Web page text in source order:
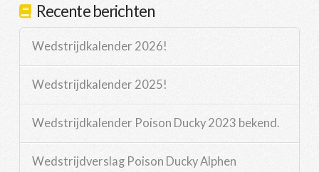
Recente berichten
Wedstrijdkalender 2026!
Wedstrijdkalender 2025!
Wedstrijdkalender Poison Ducky 2023 bekend.
Wedstrijdverslag Poison Ducky Alphen